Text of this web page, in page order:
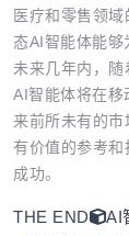
医疗和零售领
态AI智能体能够
未来几年内，
AI智能体将在移
来前所未有的
有价值的参考
成功。
THE END AI